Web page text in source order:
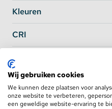
Wilt u weten welke
led modules? Bekijk het
1 tot en met 25
12
26 tot en met 40
12
Kleuren
CRI
Lichthoek
Waterdichtheid
Wij gebruiken cookies
We kunnen deze plaatsen voor
onze website te verbeteren,
een geweldige website-ervaring te